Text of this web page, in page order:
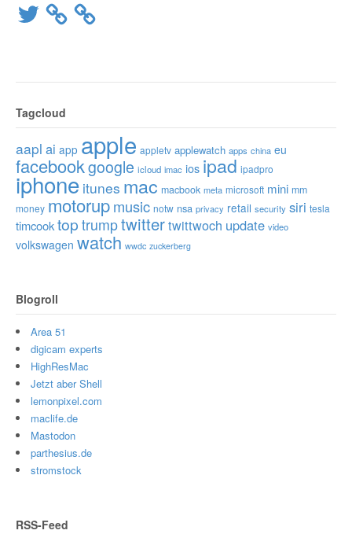
Twitter
Tagcloud
aapl ai app apple appletv applewatch apps china eu
facebookgoogle icloud imac ios ipad ipadpro
iphone itunes mac macbook meta microsoft mini mm
money motorupmusic notw nsa privacy retail security siri tesla
timcooktop trumptwittertwittwoch update video
volkswagen watch wwdc zuckerberg
Blogroll
Area 51
digicam experts
HighResMac
Jetzt aber Shell
lemonpixel.com
maclife.de
Mastodon
parthesius.de
stromstock
RSS-Feed